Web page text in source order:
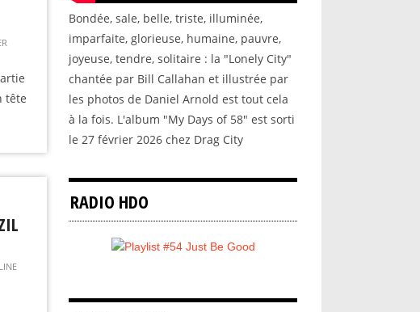
tête
Bondée, sale, belle, triste, illuminée,
imparfaite, glorieuse, humaine, pauvre,
joyeuse, tendre, solitaire : la "Lonely City"
chantée par Bill Callahan et illustrée par
les photos de Daniel Arnold est tout cela
à la fois. L'album "My Days of 58" est sorti
le 27 février 2026 chez Drag City
RADIO HDO